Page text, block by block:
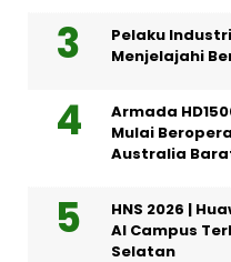
Pelaku
Menjelajahi
Armada
Mulai
Australia
HNS 2026 |
AI Campus
Selatan